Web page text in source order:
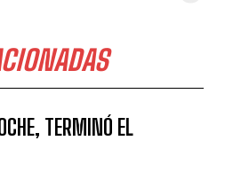
TERMINÓ EL